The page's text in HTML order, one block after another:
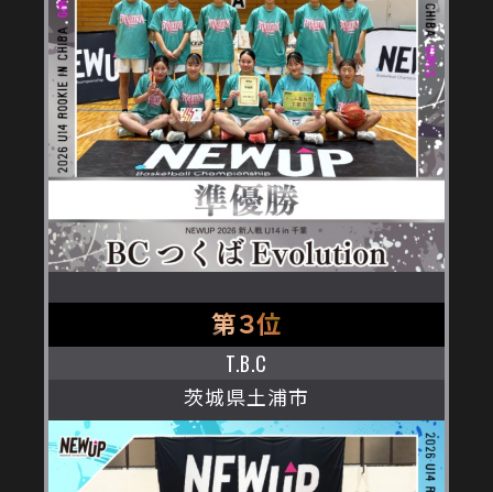
第３位
T.B.C
茨城県土浦市